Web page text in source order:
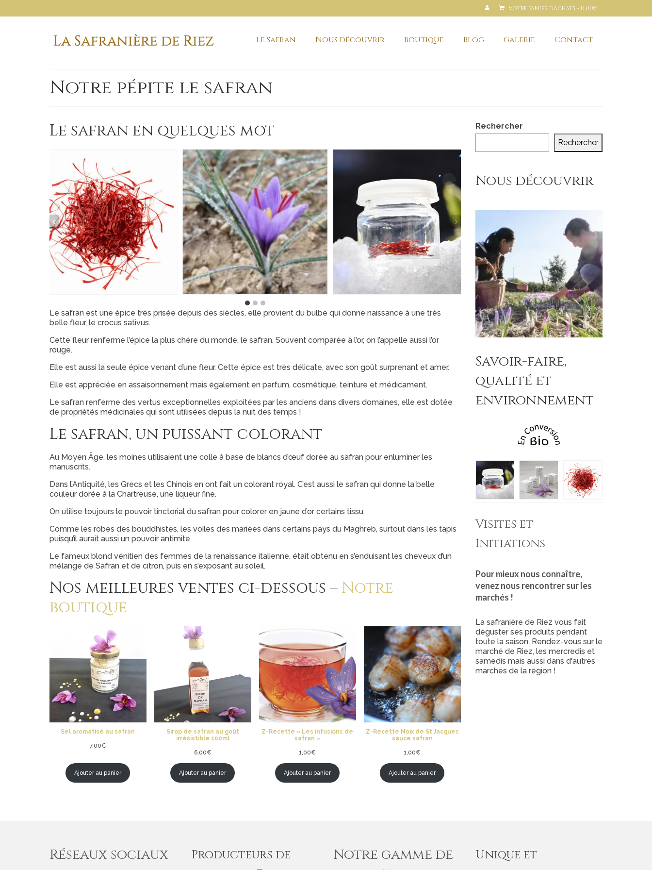
Votre panier d'achats - 0,00€
Le Safran Nous découvrir Boutique Blog Galerie Contact
Notre pépite le safran
Le safran en quelques mot
Le safran est une épice très prisée depuis des siècles, elle provient du bulbe qui donne naissance à une très
belle fleur, le crocus sativus.
Cette fleur renferme l’épice la plus chère du monde, le safran. Souvent comparée à l’or, on l’appelle aussi l’or
rouge.
Elle est aussi la seule épice venant d’une fleur. Cette épice est très délicate, avec son goût surprenant et amer.
Elle est appréciée en assaisonnement mais également en parfum, cosmétique, teinture et médicament.
Le safran renferme des vertus exceptionnelles exploitées par les anciens dans divers domaines, elle est dotée
de propriétés médicinales qui sont utilisées depuis la nuit des temps !
Le safran, un puissant colorant
Au Moyen Âge, les moines utilisaient une colle à base de blancs d’œuf dorée au safran pour enluminer les
manuscrits.
Dans l’Antiquité, les Grecs et les Chinois en ont fait un colorant royal. C’est aussi le safran qui donne la belle
couleur dorée à la Chartreuse, une liqueur fine.
On utilise toujours le pouvoir tinctorial du safran pour colorer en jaune d’or certains tissu.
Comme les robes des bouddhistes, les voiles des mariées dans certains pays du Maghreb, surtout dans les tapis
puisqu’il aurait aussi un pouvoir antimite.
​Le fameux blond vénitien des femmes de la renaissance italienne, était obtenu en s’enduisant les cheveux d’un
mélange de Safran et de citron, puis en s’exposant au soleil.
Nos meilleures ventes ci-dessous – Notre
boutique
Sel aromatisé au safran
7,00€
Ajouter au panier
Sirop de safran au goût
irrésistible 100ml
6,00€
Ajouter au panier
Z-Recette « Les infusions de
safran »
1,00€
Ajouter au panier
Z-Recette Noix de St Jacques
sauce safran
1,00€
Ajouter au panier
Rechercher
Rechercher
Nous découvrir
Savoir-faire,
qualité et
environnement
Visites et
Initiations
Pour mieux nous connaître,
venez nous rencontrer sur les
marchés !
La safranière de Riez vous fait
déguster ses produits pendant
toute la saison. Rendez-vous sur le
marché de Riez, les mercredis et
samedis mais aussi dans d'autres
marchés de la région !
Réseaux sociaux
Producteurs de
Notre gamme de
Unique et